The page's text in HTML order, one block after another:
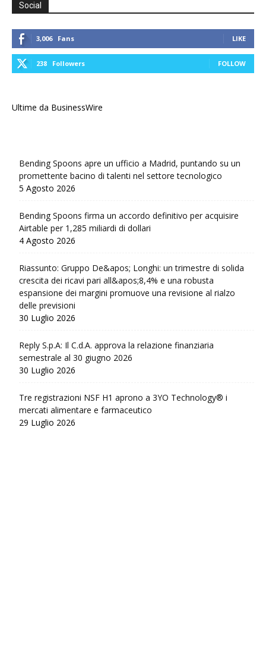
Social
3,006 Fans LIKE
238 Followers FOLLOW
Ultime da BusinessWire
Bending Spoons apre un ufficio a Madrid, puntando su un
promettente bacino di talenti nel settore tecnologico
5 Agosto 2026
Bending Spoons firma un accordo definitivo per acquisire
Airtable per 1,285 miliardi di dollari
4 Agosto 2026
Riassunto: Gruppo De&apos; Longhi: un trimestre di solida
crescita dei ricavi pari all&apos;8,4% e una robusta
espansione dei margini promuove una revisione al rialzo
delle previsioni
30 Luglio 2026
Reply S.p.A: Il C.d.A. approva la relazione finanziaria
semestrale al 30 giugno 2026
30 Luglio 2026
Tre registrazioni NSF H1 aprono a 3YO Technology® i
mercati alimentare e farmaceutico
29 Luglio 2026